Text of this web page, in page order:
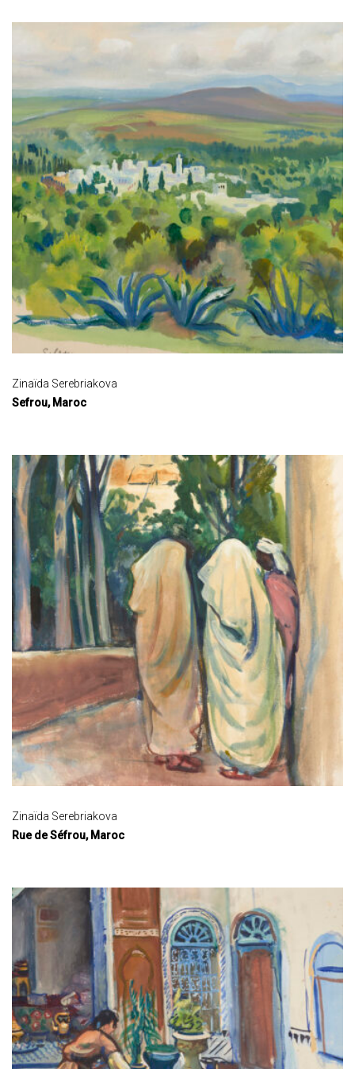
Zinaïda Serebriakova
Sefrou, Maroc
Zinaïda Serebriakova
Rue de Séfrou, Maroc